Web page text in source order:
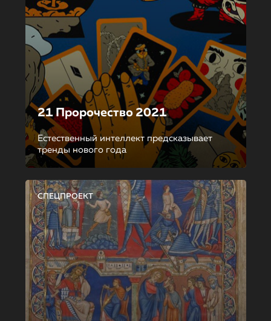
21 Пророчество 2021
Естественный интеллект предсказывает
тренды нового года
СПЕЦПРОЕКТ